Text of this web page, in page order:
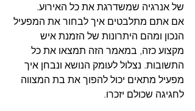
של אנרגיה שמשדרגת את כל האירוע.
אם אתם מתלבטים איך לבחור את המפעיל
הנכון ומהם היתרונות של הזמנת איש
מקצוע כזה, במאמר הזה תמצאו את כל
התשובות. נצלול לעומק הנושא ונבחן איך
מפעיל מתאים יכול להפוך את בת המצווה
לחגיגה שכולם יזכרו.